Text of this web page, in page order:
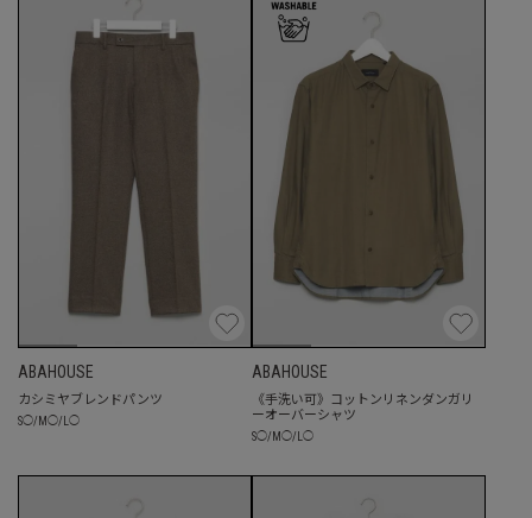
ABAHOUSE
カシミヤブレンドパンツ
S◯/ M ◯/ ◯
ABAHOUSE
《手洗い可》コットンリネンダンガリ
ーオーバーシャツ
S◯/ M ◯/ ◯